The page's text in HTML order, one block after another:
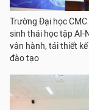
Trường Đại học
sinh thái học tập AI-
vận hành, tái thiết
đào tạo